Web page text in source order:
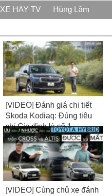
XE HAY TV Hùng Lâm
[VIDEO] Đánh giá chi tiết
Skoda Kodiaq: Đúng tiêu
chí Gia đình là số 1
[VIDEO] Cùng chủ xe đánh